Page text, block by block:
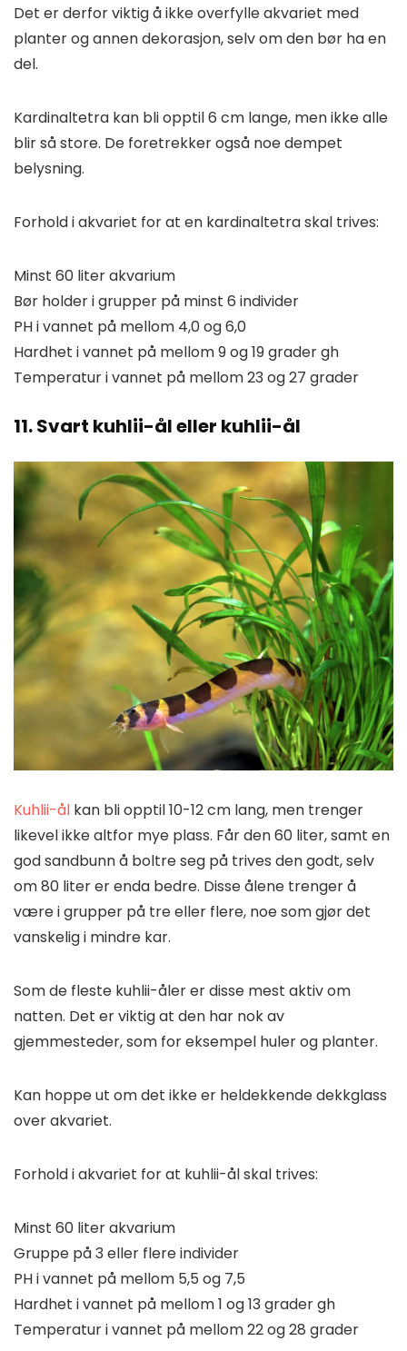
Det er derfor viktig å ikke overfylle akvariet med
planter og annen dekorasjon, selv om den bør ha en
del.
Kardinaltetra kan bli opptil 6 cm lange, men ikke alle
blir så store. De foretrekker også noe dempet
belysning.
Forhold i akvariet for at en kardinaltetra skal trives:
Minst 60 liter akvarium
Bør holder i grupper på minst 6 individer
PH i vannet på mellom 4,0 og 6,0
Hardhet i vannet på mellom 9 og 19 grader gh
Temperatur i vannet på mellom 23 og 27 grader
11. Svart kuhlii-ål eller kuhlii-ål
Kuhlii-ål kan bli opptil 10-12 cm lang, men trenger
likevel ikke altfor mye plass. Får den 60 liter, samt en
god sandbunn å boltre seg på trives den godt, selv
om 80 liter er enda bedre. Disse ålene trenger å
være i grupper på tre eller flere, noe som gjør det
vanskelig i mindre kar.
Som de fleste kuhlii-åler er disse mest aktiv om
natten. Det er viktig at den har nok av
gjemmesteder, som for eksempel huler og planter.
Kan hoppe ut om det ikke er heldekkende dekkglass
over akvariet.
Forhold i akvariet for at kuhlii-ål skal trives:
Minst 60 liter akvarium
Gruppe på 3 eller flere individer
PH i vannet på mellom 5,5 og 7,5
Hardhet i vannet på mellom 1 og 13 grader gh
Temperatur i vannet på mellom 22 og 28 grader